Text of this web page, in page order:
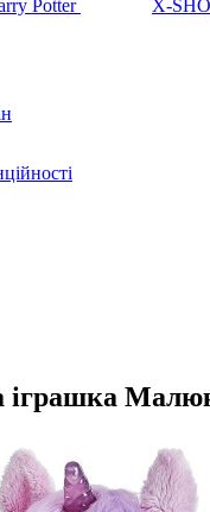
Potter X-
іграшка